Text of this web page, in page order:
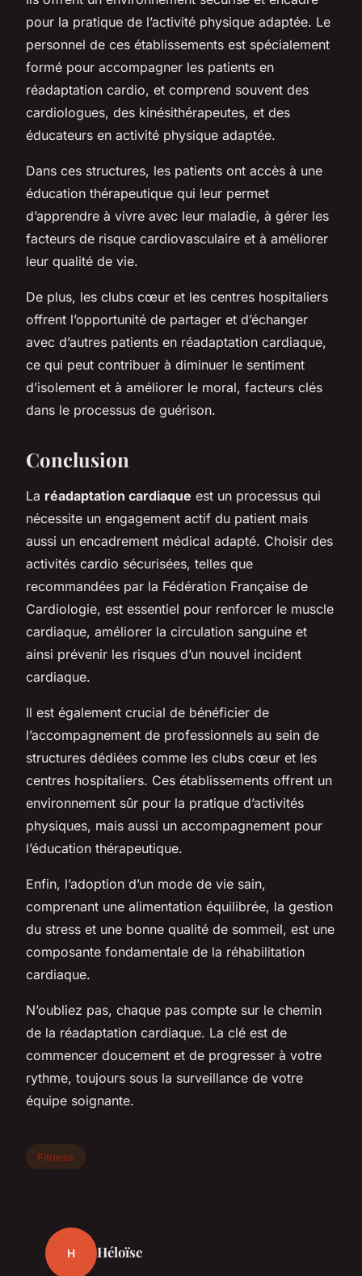
pour la pratique de l’activité physique adaptée. Le
personnel de ces établissements est spécialement
formé pour accompagner les patients en
réadaptation cardio, et comprend souvent des
cardiologues, des kinésithérapeutes, et des
éducateurs en activité physique adaptée.
Dans ces structures, les patients ont accès à une
éducation thérapeutique qui leur permet
d’apprendre à vivre avec leur maladie, à gérer les
facteurs de risque cardiovasculaire et à améliorer
leur qualité de vie.
De plus, les clubs cœur et les centres hospitaliers
offrent l’opportunité de partager et d’échanger
avec d’autres patients en réadaptation cardiaque,
ce qui peut contribuer à diminuer le sentiment
d’isolement et à améliorer le moral, facteurs clés
dans le processus de guérison.
Conclusion
La réadaptation cardiaque est un processus qui
nécessite un engagement actif du patient mais
aussi un encadrement médical adapté. Choisir des
activités cardio sécurisées, telles que
recommandées par la Fédération Française de
Cardiologie, est essentiel pour renforcer le muscle
cardiaque, améliorer la circulation sanguine et
ainsi prévenir les risques d’un nouvel incident
cardiaque.
Il est également crucial de bénéficier de
l’accompagnement de professionnels au sein de
structures dédiées comme les clubs cœur et les
centres hospitaliers. Ces établissements offrent un
environnement sûr pour la pratique d’activités
physiques, mais aussi un accompagnement pour
l’éducation thérapeutique.
Enfin, l’adoption d’un mode de vie sain,
comprenant une alimentation équilibrée, la gestion
du stress et une bonne qualité de sommeil, est une
composante fondamentale de la réhabilitation
cardiaque.
N’oubliez pas, chaque pas compte sur le chemin
de la réadaptation cardiaque. La clé est de
commencer doucement et de progresser à votre
rythme, toujours sous la surveillance de votre
équipe soignante.
Fitness
H Héloïse